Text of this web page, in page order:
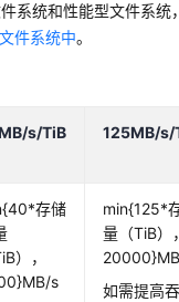
系统和性能型文件系
件系统中。
s/TiB 125MB/s/
存储
），
s
min{125*
量（TiB），
如需提高